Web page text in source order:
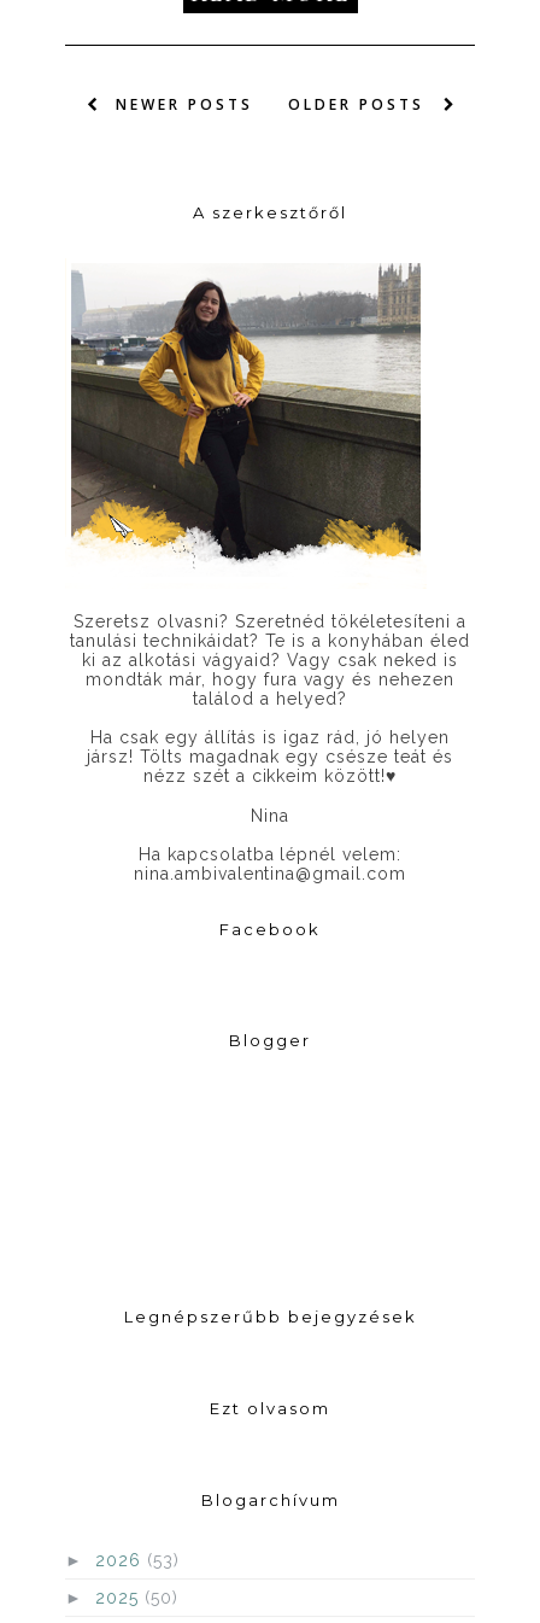
NEWER POSTS OLDER POSTS
A szerkesztőről
Szeretsz olvasni? Szeretnéd tökéletesíteni a
tanulási technikáidat? Te is a konyhában éled
ki az alkotási vágyaid? Vagy csak neked is
mondták már, hogy fura vagy és nehezen
találod a helyed?
Ha csak egy állítás is igaz rád, jó helyen
jársz! Tölts magadnak egy csésze teát és
nézz szét a cikkeim között!♥
Nina
Ha kapcsolatba lépnél velem:
nina.ambivalentina@gmail.com
Facebook
Blogger
Legnépszerűbb bejegyzések
Ezt olvasom
Blogarchívum
► 2026 (53)
► 2025 (50)